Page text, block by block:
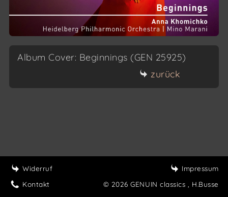
Album Cover: Beginnings (GEN 25925)
zurück
Widerruf
Kontakt
Impressum
© 2026 GENUIN classics
, H.Busse